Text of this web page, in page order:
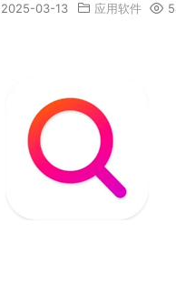
2025-03-13 应用软件